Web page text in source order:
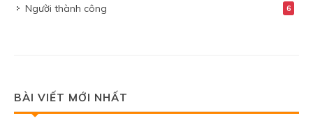
Người thành công 6
BÀI VIẾT MỚI NHẤT